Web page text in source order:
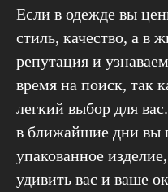
Если в одежде вы
стиль, качество, а в
репутация и
время на поиск, так
легкий выбор для
в ближайшие дни вы
упакованное
удивить вас и ваше